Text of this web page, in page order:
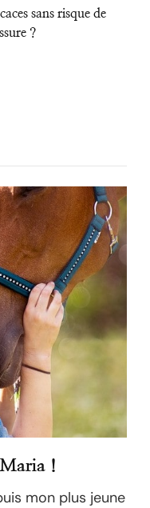
sans risque de
?
!
mon plus jeune